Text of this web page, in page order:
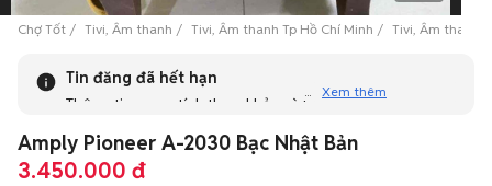
Chợ Tốt Tivi, Âm thanh Tivi, Âm thanh Tp Hồ Chí Minh Tivi, Âm thanh
Tin đăng đã hết hạn
Thông tin mang tính tham khảo và bạn không thể liên hệ
tương tự khác dưới đây nhé!
Xem thêm
Amply Pioneer A-2030 Bạc Nhật Bản
3.450.000 đ